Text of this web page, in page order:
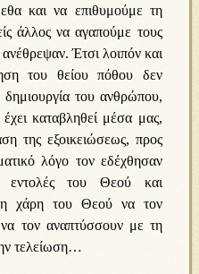
και να επιθυμούμε τη
άλλος να αγαπούμε τους
Έτσι λοιπόν και
του θείου πόθου δεν
δημιουργία του ανθρώπου,
καταβληθεί μέσα μας,
της εξοικειώσεως, προς
λόγο τον εδέχθησαν
εντολές του Θεού και
χάρη του Θεού να τον
να τον αναπτύσσουν με τη
τελείωση…